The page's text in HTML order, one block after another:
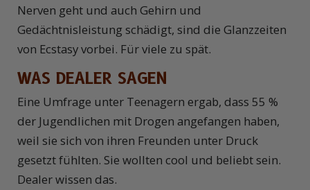
Nerven geht und auch Gehirn und
Gedächtnisleistung schädigt, sind die Glanzzeiten
von Ecstasy vorbei. Für viele zu spät.
WAS DEALER SAGEN
Eine Umfrage unter Teenagern ergab, dass 55 %
der Jugendlichen mit Drogen angefangen haben,
weil sie sich von ihren Freunden unter Druck
gesetzt fühlten. Sie wollten cool und beliebt sein.
Dealer wissen das.